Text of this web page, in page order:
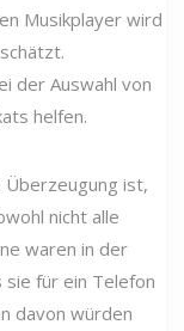
Musikplayer wird
der Auswahl von
helfen.
Überzeugung ist,
nicht alle
waren in der
für ein Telefon
davon würden